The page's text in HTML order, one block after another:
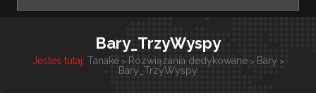
Bary_TrzyWyspy
Jesteś tutaj: Tanake> Rozwiązania dedykowane> Bary >
Bary_TrzyWyspy